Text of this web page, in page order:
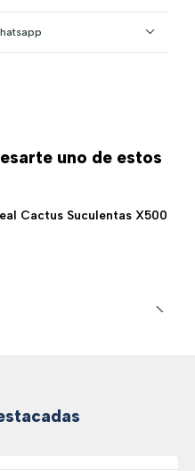
uno de estos
Cactus Suculentas X500